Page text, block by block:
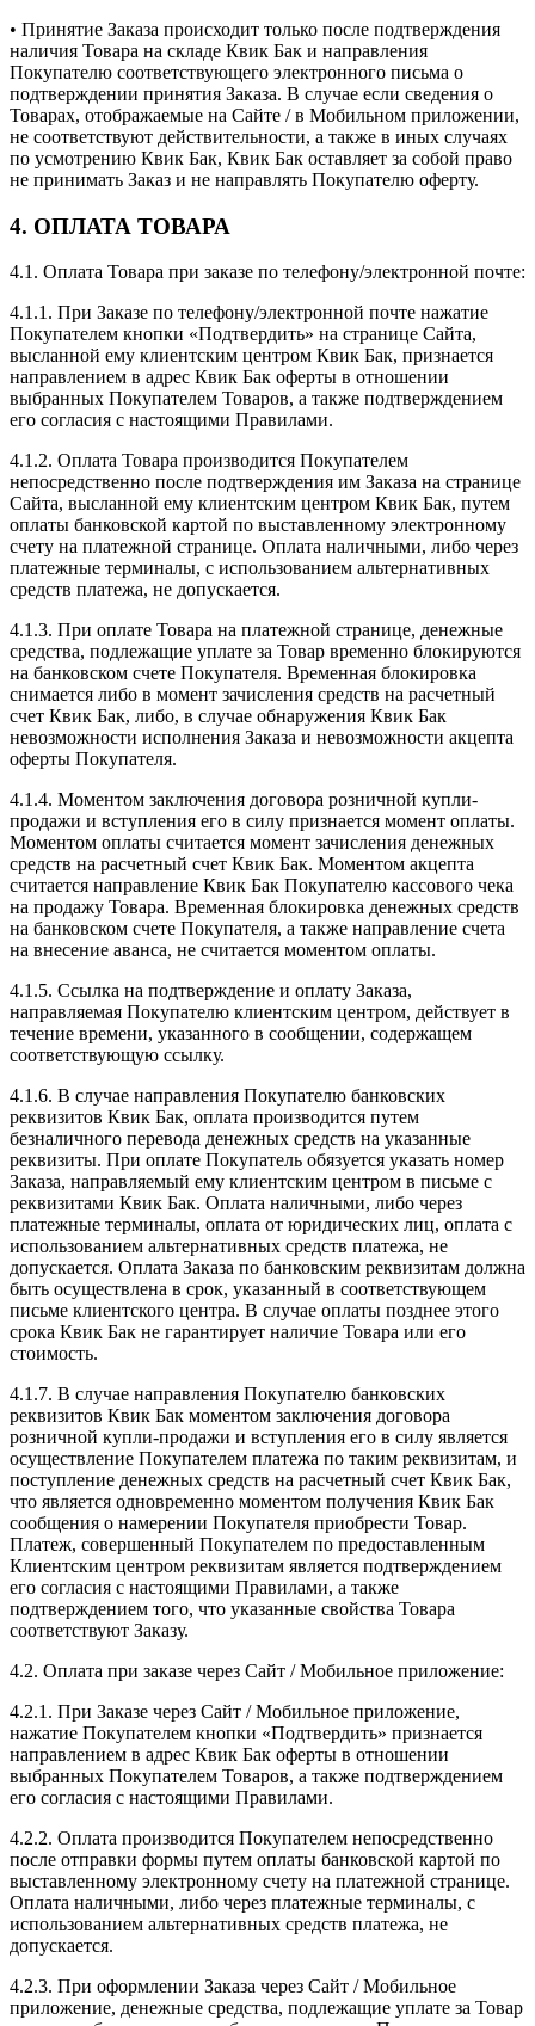
• Принятие Заказа происходит только после подтверждения
наличия Товара на складе Квик Бак и направления
Покупателю соответствующего электронного письма о
подтверждении принятия Заказа. В случае если сведения о
Товарах, отображаемые на Сайте / в Мобильном приложении,
не соответствуют действительности, а также в иных случаях
по усмотрению Квик Бак, Квик Бак оставляет за собой право
не принимать Заказ и не направлять Покупателю оферту.
4. ОПЛАТА ТОВАРА
4.1. Оплата Товара при заказе по телефону/электронной почте:
4.1.1. При Заказе по телефону/электронной почте нажатие
Покупателем кнопки «Подтвердить» на странице Сайта,
высланной ему клиентским центром Квик Бак, признается
направлением в адрес Квик Бак оферты в отношении
выбранных Покупателем Товаров, а также подтверждением
его согласия с настоящими Правилами.
4.1.2. Оплата Товара производится Покупателем
непосредственно после подтверждения им Заказа на странице
Сайта, высланной ему клиентским центром Квик Бак, путем
оплаты банковской картой по выставленному электронному
счету на платежной странице. Оплата наличными, либо через
платежные терминалы, с использованием альтернативных
средств платежа, не допускается.
4.1.3. При оплате Товара на платежной странице, денежные
средства, подлежащие уплате за Товар временно блокируются
на банковском счете Покупателя. Временная блокировка
снимается либо в момент зачисления средств на расчетный
счет Квик Бак, либо, в случае обнаружения Квик Бак
невозможности исполнения Заказа и невозможности акцепта
оферты Покупателя.
4.1.4. Моментом заключения договора розничной купли-
продажи и вступления его в силу признается момент оплаты.
Моментом оплаты считается момент зачисления денежных
средств на расчетный счет Квик Бак. Моментом акцепта
считается направление Квик Бак Покупателю кассового чека
на продажу Товара. Временная блокировка денежных средств
на банковском счете Покупателя, а также направление счета
на внесение аванса, не считается моментом оплаты.
4.1.5. Ссылка на подтверждение и оплату Заказа,
направляемая Покупателю клиентским центром, действует в
течение времени, указанного в сообщении, содержащем
соответствующую ссылку.
4.1.6. В случае направления Покупателю банковских
реквизитов Квик Бак, оплата производится путем
безналичного перевода денежных средств на указанные
реквизиты. При оплате Покупатель обязуется указать номер
Заказа, направляемый ему клиентским центром в письме с
реквизитами Квик Бак. Оплата наличными, либо через
платежные терминалы, оплата от юридических лиц, оплата с
использованием альтернативных средств платежа, не
допускается. Оплата Заказа по банковским реквизитам должна
быть осуществлена в срок, указанный в соответствующем
письме клиентского центра. В случае оплаты позднее этого
срока Квик Бак не гарантирует наличие Товара или его
стоимость.
4.1.7. В случае направления Покупателю банковских
реквизитов Квик Бак моментом заключения договора
розничной купли-продажи и вступления его в силу является
осуществление Покупателем платежа по таким реквизитам, и
поступление денежных средств на расчетный счет Квик Бак,
что является одновременно моментом получения Квик Бак
сообщения о намерении Покупателя приобрести Товар.
Платеж, совершенный Покупателем по предоставленным
Клиентским центром реквизитам является подтверждением
его согласия с настоящими Правилами, а также
подтверждением того, что указанные свойства Товара
соответствуют Заказу.
4.2. Оплата при заказе через Сайт / Мобильное приложение:
4.2.1. При Заказе через Сайт / Мобильное приложение,
нажатие Покупателем кнопки «Подтвердить» признается
направлением в адрес Квик Бак оферты в отношении
выбранных Покупателем Товаров, а также подтверждением
его согласия с настоящими Правилами.
4.2.2. Оплата производится Покупателем непосредственно
после отправки формы путем оплаты банковской картой по
выставленному электронному счету на платежной странице.
Оплата наличными, либо через платежные терминалы, с
использованием альтернативных средств платежа, не
допускается.
4.2.3. При оформлении Заказа через Сайт / Мобильное
приложение, денежные средства, подлежащие уплате за Товар